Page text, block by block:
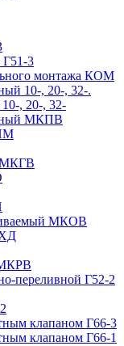
Г51-3
монтажа КОМ
10-, 20-, 32-.
, 20-, 32-
МКПВ
МКГВ
МКОВ
переливной Г52-2
клапаном Г66-3
клапаном Г66-1